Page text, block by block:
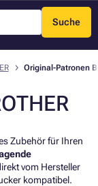
Suche
Menü
Original-Patronen
Zubehör für Ihren
vom Hersteller
kompatibel.